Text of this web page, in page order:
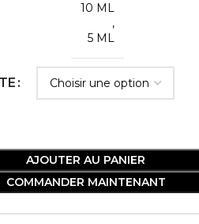
10 ML
,
5 ML
AJOUTER AU PANIER
COMMANDER MAINTENANT